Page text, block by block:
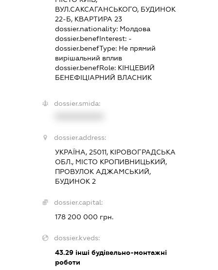
ВУЛ.САКСАГАНСЬКОГО, БУДИНОК
22-Б, КВАРТИРА 23
dossier.nationality: Молдова
dossier.benefInterest: -
dossier.benefType: Не прямий
вирішальний вплив
dossier.benefRole: КІНЦЕВИЙ
БЕНЕФІЦІАРНИЙ ВЛАСНИК
dossier.smida:
dossier.address:
УКРАЇНА, 25011, КІРОВОГРАДСЬКА
ОБЛ., МІСТО КРОПИВНИЦЬКИЙ,
ПРОВУЛОК АДЖАМСЬКИЙ,
БУДИНОК 2
dossier.capital:
178 200 000 грн.
dossier.kveds:
43.29 інші будівельно-монтажні
роботи